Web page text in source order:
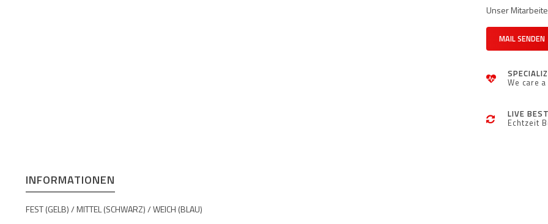
Unser
MAIL SENDEN
We care
LIVE
Echtzeit
INFORMATIONEN
FEST (GELB) / MITTEL (SCHWARZ) / WEICH (BLAU)